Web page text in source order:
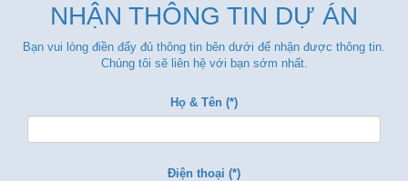
NHẬN THÔNG TIN DỰ ÁN
Bạn vui lòng điền đẩy đủ thông tin bên dưới để nhận được thông tin.
Chúng tôi sẽ liên hệ với bạn sớm nhất.
Họ & Tên (*)
Điện thoại (*)